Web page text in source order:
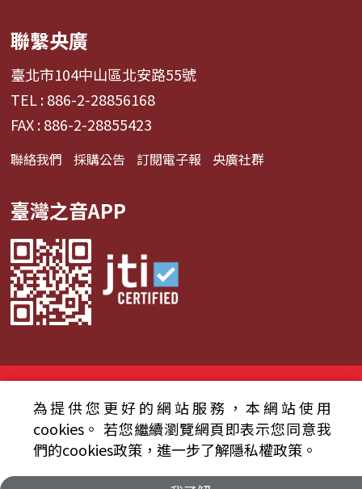
聯繫央廣
臺北市104中山區北安路55號
TEL : 886-2-28856168
FAX : 886-2-28855423
聯絡我們 採購公告 訂閱電子報 央廣社群
臺灣之音APP
資通安全政策聲明
服務條款 隱私權條款
為提供您更好的網站服務，本網站使用
cookies。 若您繼續瀏覽網頁即表示您同意我
們的cookies政策，進一步了解隱私權政策。